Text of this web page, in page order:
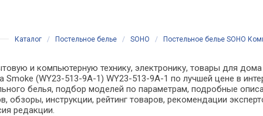
Каталог / Постельное белье / SOHO / Постельное белье SOHO
и компьютерную технику, электронику, товары для
Smoke (WY23-513-9A-1) WY23-513-9A-1 по лучшей цене в
белья, подбор моделей по параметрам, подробные
обзоры, инструкции, рейтинг товаров, рекомендации
редакции.